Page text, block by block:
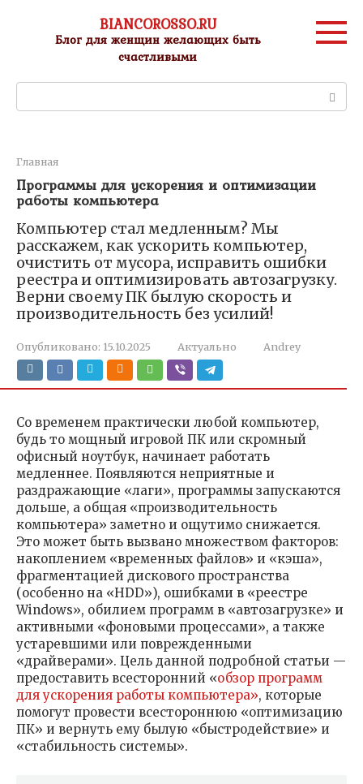
контенту
BIANCOROSSO.RU
Блог для женщин желающих быть
счастливыми
Главная
Программы для ускорения и оптимизации
работы компьютера
Компьютер стал медленным? Мы
расскажем, как ускорить компьютер,
очистить от мусора, исправить ошибки
реестра и оптимизировать автозагрузку.
Верни своему ПК былую скорость и
производительность без усилий!
Опубликовано: 15.10.2025 Актуально Andrey
Со временем практически любой компьютер,
будь то мощный игровой ПК или скромный
офисный ноутбук, начинает работать
медленнее. Появляются неприятные и
раздражающие «лаги», программы запускаются
дольше, а общая «производительность
компьютера» заметно и ощутимо снижается.
Это может быть вызвано множеством факторов:
накоплением «временных файлов» и «кэша»,
фрагментацией дискового пространства
(особенно на «HDD»), ошибками в «реестре
Windows», обилием программ в «автозагрузке» и
активными «фоновыми процессами», а также
устаревшими или поврежденными
«драйверами». Цель данной подробной статьи —
предоставить всесторонний «обзор программ
для ускорения работы компьютера», которые
помогут провести всестороннюю «оптимизацию
ПК» и вернуть ему былую «быстродействие» и
«стабильность системы».